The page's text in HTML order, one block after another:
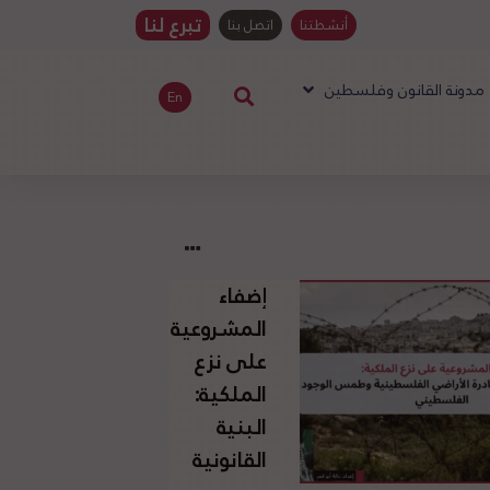
أنشطتنا اتصل بنا تبرع لنا
مدونة القانون وفلسطين En
إضفاء
المشروعية
على نزع
الملكية:
البنية
القانونية